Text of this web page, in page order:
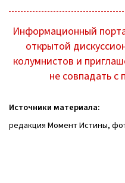
Информационный
открытой
колумнистов и
не совпадать
Источники материала:
редакция Момент Истины,